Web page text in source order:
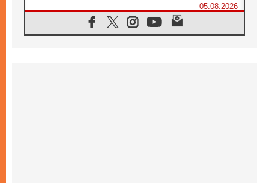
05.08.2026
في مقابلته العامة مع المؤمنين البابا لاوُن الرابع
عشر يواصل الحديث عن الدستور في الليتورجيا
المقدسة مسلطا الضوء على صلاة الكنيسة